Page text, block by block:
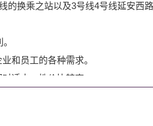
换乘之站以及3号线4号线延安西
和员工的各种需求。
适中，性价比较高。